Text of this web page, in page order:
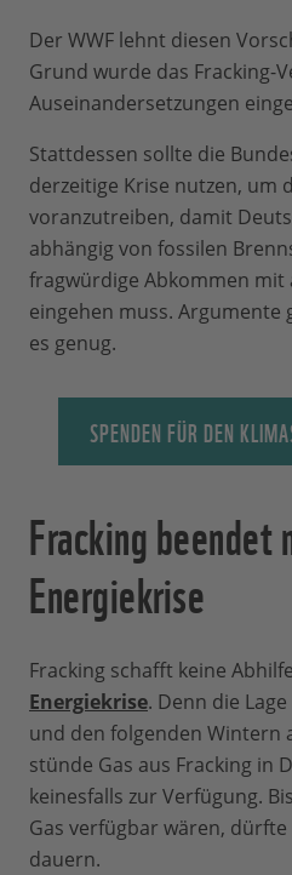
Der WWF lehnt diesen
Grund wurde das Fracking-
Auseinandersetzungen
Stattdessen sollte die
derzeitige Krise nutzen, um
voranzutreiben, damit
abhängig von fossilen
fragwürdige Abkommen
eingehen muss. Argumente
es genug.
SPENDEN FÜR DEN
Fracking beendet
Energiekrise
Fracking schafft keine
Energiekrise. Denn die
und den folgenden Wintern
stünde Gas aus Fracking in
keinesfalls zur Verfügung.
Gas verfügbar wären, dürfte
dauern.